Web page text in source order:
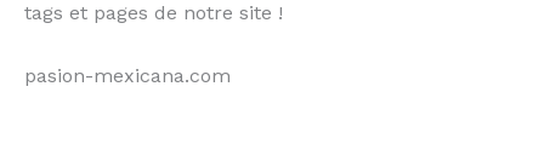
tags et pages de notre site !
pasion-mexicana.com